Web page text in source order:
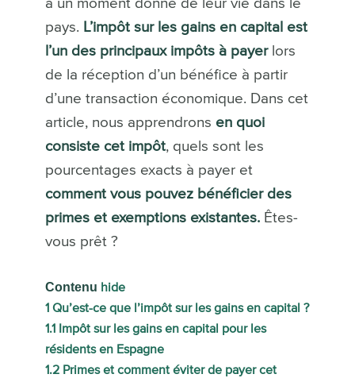
à un moment donné de leur vie dans le
pays. L’impôt sur les gains en capital est
l’un des principaux impôts à payerlors
de la réception d’un bénéfice à partir
d’une transaction économique. Dans cet
article, nous apprendrons en quoi
consiste cet impôt, quels sont les
pourcentages exacts à payer et
comment vous pouvez bénéficier des
primes et exemptions existantes.Êtes-
vous prêt ?
Contenu hide
1 Qu’est-ce que l’impôt sur les gains en capital ?
1.1
Impôt sur les gains en capital pour les
résidents en Espagne
1.2 Primes et comment éviter de payer cet